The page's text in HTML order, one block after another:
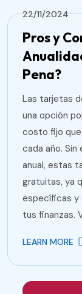
22/11/2024
Pros y
Pena?
Las tarjetas
una opción
costo fijo
cada año. Sin
anual, estas
gratuitas, ya
específicas y
tus finanzas.
LEARN MORE